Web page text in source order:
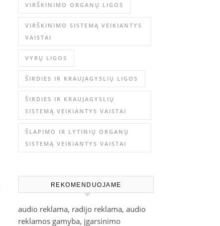
VIRŠKINIMO ORGANŲ LIGOS
VIRŠKINIMO SISTEMĄ VEIKIANTYS
VAISTAI
VYRŲ LIGOS
ŠIRDIES IR KRAUJAGYSLIŲ LIGOS
ŠIRDIES IR KRAUJAGYSLIŲ
SISTEMĄ VEIKIANTYS VAISTAI
ŠLAPIMO IR LYTINIŲ ORGANŲ
SISTEMĄ VEIKIANTYS VAISTAI
REKOMENDUOJAME
audio reklama, radijo reklama, audio
reklamos gamyba, įgarsinimo